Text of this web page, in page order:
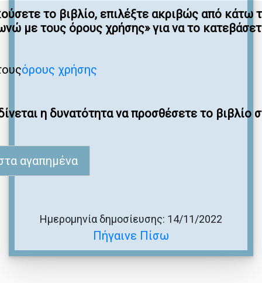
το βιβλίο, επιλέξτε ακριβώς από κάτω
με τους όρους χρήσης» για να το
όρους χρήσης
η δυνατότητα να προσθέσετε το βιβλίο
αγαπημένα
Πήγαινε Πίσω
Ημερομηνία δημοσίευσης: 14/11/2022